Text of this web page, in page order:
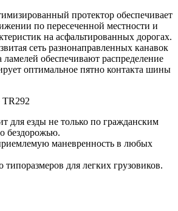
протектор обеспечивает
по пересеченной местности и
на асфальтированных дорогах.
сеть разнонаправленных канавок
ламелей обеспечивают распределение
оптимальное пятно контакта шины
TR292
для езды не только по гражданским
бездорожью.
маневренность в любых
для легких грузовиков.